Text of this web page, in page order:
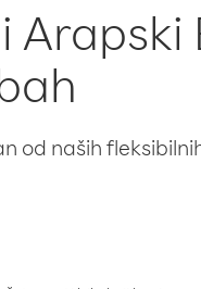
Arapski
od naših